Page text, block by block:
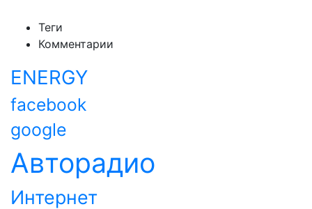
Теги
Комментарии
ENERGY
facebook
google
Авторадио
Интернет